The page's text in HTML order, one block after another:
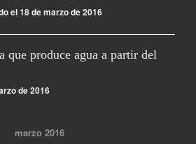
el 18 de marzo de 2016
que produce agua a partir del
de 2016
marzo 2016